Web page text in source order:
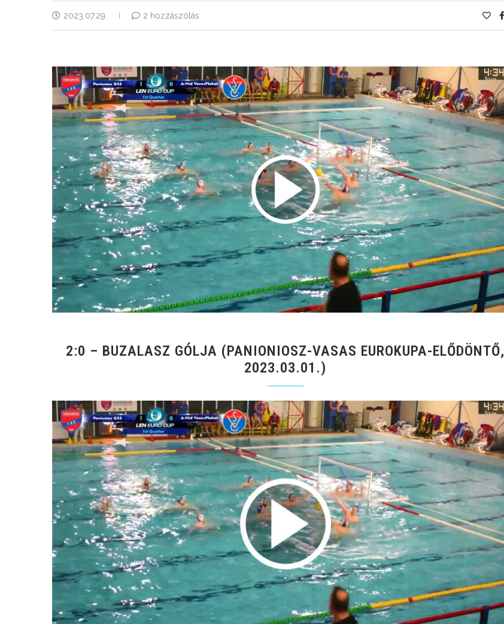
2023.07.29. 2 hozzászólás
2:0 – BUZALASZ GÓLJA (PANIONIOSZ-VASAS EUROKUPA-ELŐDÖNTŐ,
2023.03.01.)